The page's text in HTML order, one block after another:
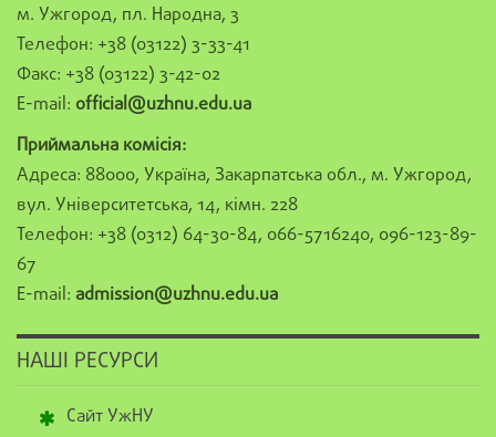
м. Ужгород, пл. Народна, 3
Телефон: +38 (03122) 3-33-41
Факс: +38 (03122) 3-42-02
E-mail: official@uzhnu.edu.ua
Приймальна комісія:
Адреса: 88000, Україна, Закарпатська обл., м. Ужгород,
вул. Університетська, 14, кімн. 228
Телефон: +38 (0312) 64-30-84, 066-5716240, 096-123-89-
67
E-mail: admission@uzhnu.edu.ua
НАШІ РЕСУРСИ
Сайт УжНУ